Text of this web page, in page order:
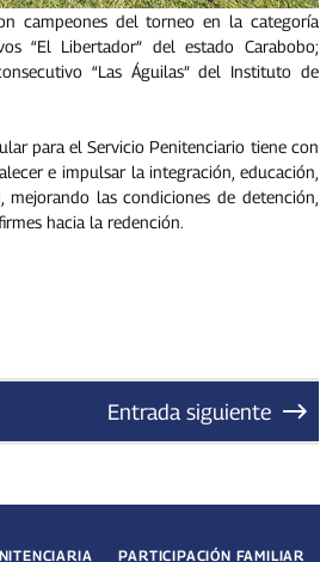
campeones del torneo en la categoría
“El Libertador” del estado Carabobo;
“Las Águilas” del Instituto de
para el Servicio Penitenciario tiene con
e impulsar la integración, educación,
las condiciones de detención,
hacia la redención.
Entrada siguiente
PARTICIPACIÓN FAMILIAR